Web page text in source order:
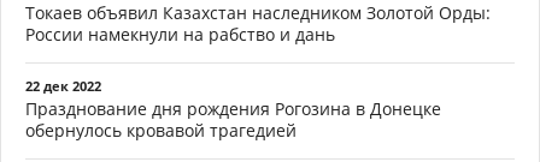
Токаев объявил Казахстан наследником Золотой Орды:
России намекнули на рабство и дань
22 дек 2022
Празднование дня рождения Рогозина в Донецке
обернулось кровавой трагедией